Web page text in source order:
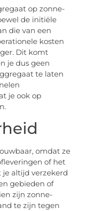
op zonne-
de initiële
die van een
kosten
Dit komt
je dus geen
te laten
je ook op
omdat ze
of het
altijd verzekerd
gebieden of
zijn zonne-
te zijn tegen